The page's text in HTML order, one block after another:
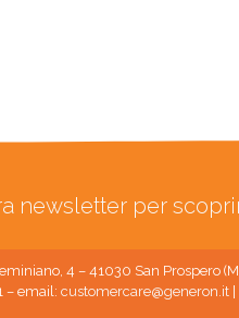
newsletter per
4 – 41030 San Prospero
– email: customercare@generon.it|